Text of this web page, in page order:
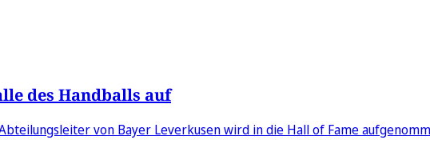
des Handballs auf
von Bayer Leverkusen wird in die Hall of Fame